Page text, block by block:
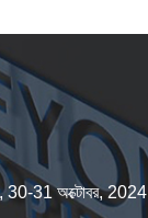
30-31 অক্টোবর, 2024